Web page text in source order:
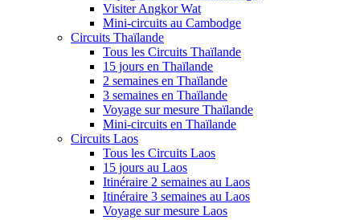
Visiter Angkor Wat
Mini-circuits au Cambodge
Circuits Thaïlande
Tous les Circuits Thaïlande
15 jours en Thaïlande
2 semaines en Thaïlande
3 semaines en Thaïlande
Voyage sur mesure Thaïlande
Mini-circuits en Thaïlande
Circuits Laos
Tous les Circuits Laos
15 jours au Laos
Itinéraire 2 semaines au Laos
Itinéraire 3 semaines au Laos
Voyage sur mesure Laos